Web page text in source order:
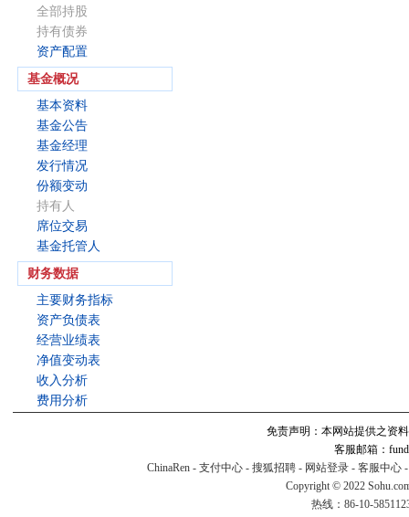
全部持股
持有债券
资产配置
基金概况
基本资料
基金公告
基金经理
发行情况
份额变动
持有人
席位交易
基金托管人
财务数据
主要财务指标
资产负债表
经营业绩表
净值变动表
收入分析
费用分析
免责声明：本网站提供之资
客服邮箱：
ChinaRen - 支付中心 - 搜狐招聘 - 网站登录 - 客服中心
Copyright © 2022
热线：86-10-